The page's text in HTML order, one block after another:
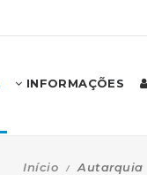
INFORMAÇÕES
Início Autarquia